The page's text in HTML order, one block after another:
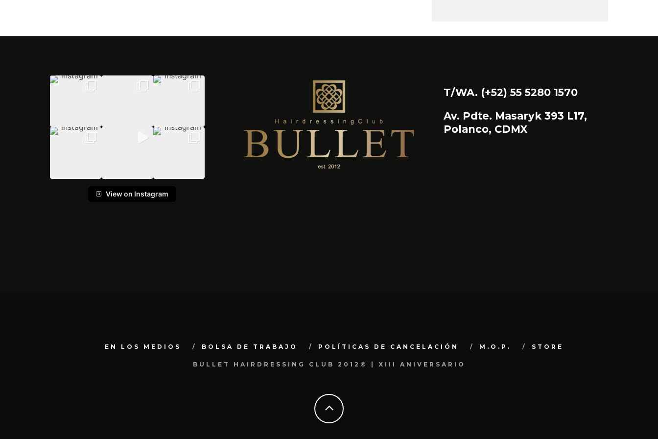
View on Instagram
T/WA. (+52) 55 5280 1570
Av. Pdte. Masaryk 393 L17,
Polanco, CDMX
EN LOS MEDIOS BOLSA DE TRABAJO POLÍTICAS DE CANCELACIÓN M.O.P. STORE
BULLET HAIRDRESSING CLUB 2012© | XIII ANIVERSARIO